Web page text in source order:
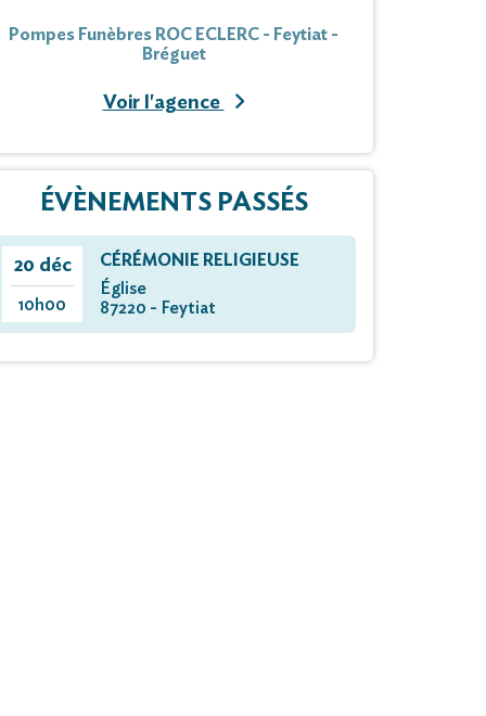
Pompes Funèbres ROC ECLERC - Feytiat -
Bréguet
Voir l'agence
ÉVÈNEMENTS PASSÉS
20 déc
10h00
CÉRÉMONIE RELIGIEUSE
Église
87220 - Feytiat